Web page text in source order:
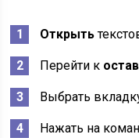
Открыть
Перейти к
Выбрать
Нажать на